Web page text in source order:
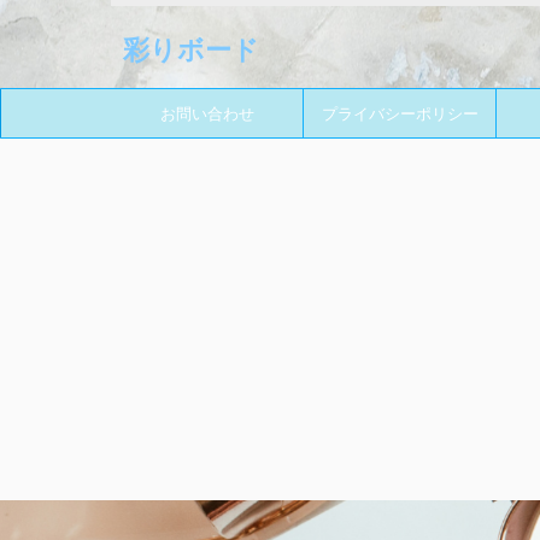
彩りボード
お問い合わせ プライバシーポリシー